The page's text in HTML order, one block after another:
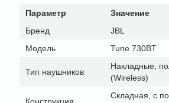
Параметр
Значение
Бренд
JBL
Модель
Tune 730BT
Тип наушников
Накладные,
(Wireless)
Складная, с